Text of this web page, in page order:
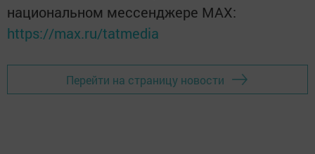
национальном мессенджере MАХ:
https://max.ru/tatmedia
Перейти на страницу новости